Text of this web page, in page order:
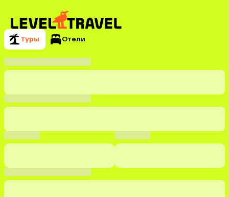
Туры Отели